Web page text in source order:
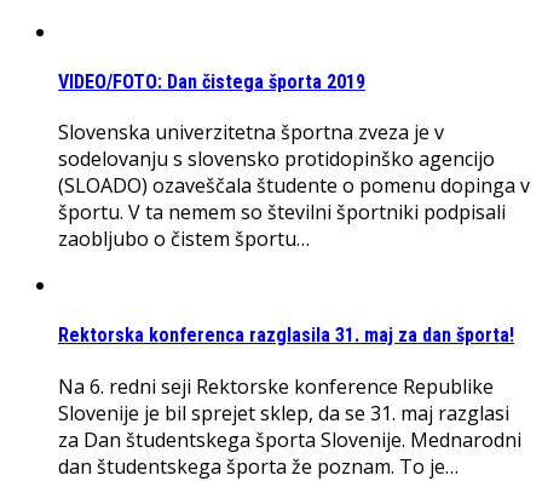
VIDEO/FOTO: Dan čistega športa 2019
Slovenska univerzitetna športna zveza je v
sodelovanju s slovensko protidopinško agencijo
(SLOADO) ozaveščala študente o pomenu dopinga v
športu. V ta nemem so številni športniki podpisali
zaobljubo o čistem športu…
Rektorska konferenca razglasila 31. maj za dan športa!
Na 6. redni seji Rektorske konference Republike
Slovenije je bil sprejet sklep, da se 31. maj razglasi
za Dan študentskega športa Slovenije. Mednarodni
dan študentskega športa že poznam. To je…